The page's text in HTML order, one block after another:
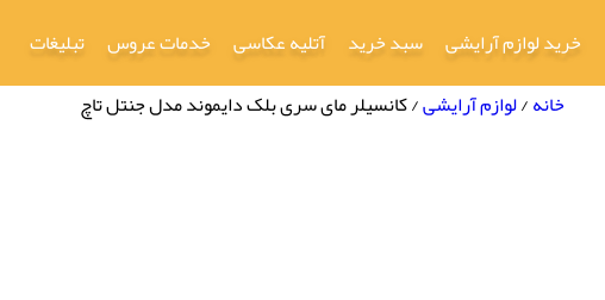
خرید لوازم آرایشی سبد خرید آتلیه عکاسی خدمات عروس تبلیغات
خانه/لوازم آرایشی/ کانسیلر مای سری بلک دایموند مدل جنتل تاچ